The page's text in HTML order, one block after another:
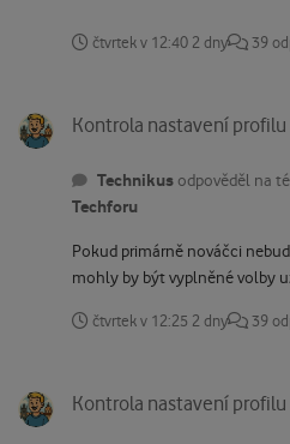
čtvrtek v 12:40 2 dny 39
Kontrola nastavení profilu
Technikus odpověděl na
Techforu
Pokud primárně nováčci
mohly by být vyplněné volby
čtvrtek v 12:25 2 dny 39
Kontrola nastavení profilu